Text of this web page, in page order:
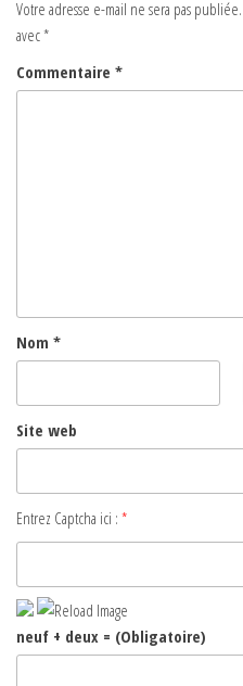
Votre adresse e-mail ne sera pas publiée.
avec*
Commentaire *
Nom *
Site web
Entrez Captcha ici : *
neuf + deux = (Obligatoire)